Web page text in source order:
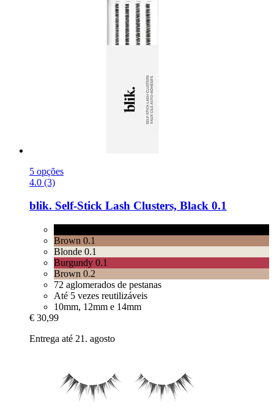
5 opções
4.0 (3)
blik. Self-​Stick Lash Clusters, Black 0.1
Brown 0.1
Blonde 0.1
Burgundy 0.1
Brown 0.2
72 aglomerados de pestanas
Até 5 vezes reutilizáveis
10mm, 12mm e 14mm
€ 30,99
Entrega até 21. agosto